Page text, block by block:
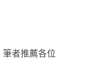
者推薦各位